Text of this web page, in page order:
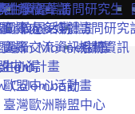
生
生
訊
訊
心得
訪問研究生
訪問研究
相關資訊
離校資訊
學習華語
校園活動
Erasmus+計畫
Jean Monnet計畫
計畫
Colombo計畫
化資源
國際處多媒體
國際交流資訊系統
中心
歐盟中心活動
臺灣歐洲聯盟中心